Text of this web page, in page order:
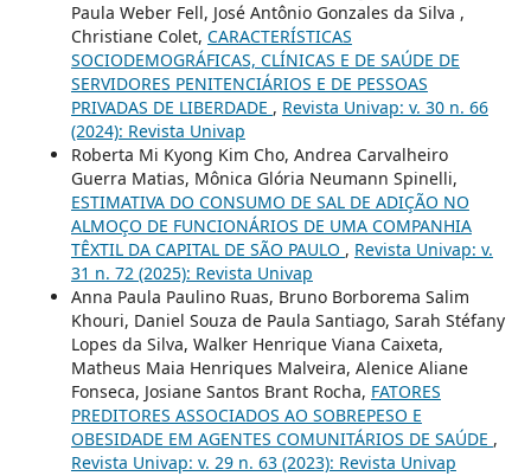
Paula Weber Fell, José Antônio Gonzales da Silva ,
Christiane Colet, CARACTERÍSTICAS
SOCIODEMOGRÁFICAS, CLÍNICAS E DE SAÚDE DE
SERVIDORES PENITENCIÁRIOS E DE PESSOAS
PRIVADAS DE LIBERDADE , Revista Univap: v. 30 n. 66
(2024): Revista Univap
Roberta Mi Kyong Kim Cho, Andrea Carvalheiro
Guerra Matias, Mônica Glória Neumann Spinelli,
ESTIMATIVA DO CONSUMO DE SAL DE ADIÇÃO NO
ALMOÇO DE FUNCIONÁRIOS DE UMA COMPANHIA
TÊXTIL DA CAPITAL DE SÃO PAULO , Revista Univap: v.
31 n. 72 (2025): Revista Univap
Anna Paula Paulino Ruas, Bruno Borborema Salim
Khouri, Daniel Souza de Paula Santiago, Sarah Stéfany
Lopes da Silva, Walker Henrique Viana Caixeta,
Matheus Maia Henriques Malveira, Alenice Aliane
Fonseca, Josiane Santos Brant Rocha, FATORES
PREDITORES ASSOCIADOS AO SOBREPESO E
OBESIDADE EM AGENTES COMUNITÁRIOS DE SAÚDE ,
Revista Univap: v. 29 n. 63 (2023): Revista Univap